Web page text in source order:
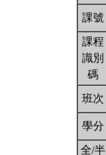
課號
課程
識別
碼
班次
學分
全/半